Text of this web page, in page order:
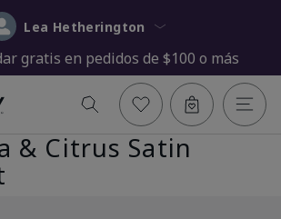
Lea Hetherington
gratis en pedidos de $100 o más
& Citrus Satin